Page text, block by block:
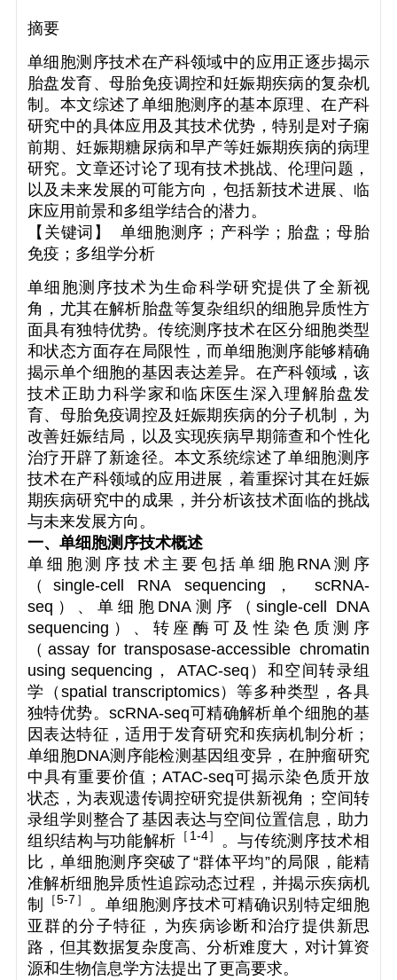
摘要
单细胞测序技术在产科领域中的应用正逐步揭示
胎盘发育、母胎免疫调控和妊娠期疾病的复杂机
制。本文综述了单细胞测序的基本原理、在产科
研究中的具体应用及其技术优势，特别是对子痫
前期、妊娠期糖尿病和早产等妊娠期疾病的病理
研究。文章还讨论了现有技术挑战、伦理问题，
以及未来发展的可能方向，包括新技术进展、临
床应用前景和多组学结合的潜力。
【关键词】 单细胞测序；产科学；胎盘；母胎
免疫；多组学分析
单细胞测序技术为生命科学研究提供了全新视
角，尤其在解析胎盘等复杂组织的细胞异质性方
面具有独特优势。传统测序技术在区分细胞类型
和状态方面存在局限性，而单细胞测序能够精确
揭示单个细胞的基因表达差异。在产科领域，该
技术正助力科学家和临床医生深入理解胎盘发
育、母胎免疫调控及妊娠期疾病的分子机制，为
改善妊娠结局，以及实现疾病早期筛查和个性化
治疗开辟了新途径。本文系统综述了单细胞测序
技术在产科领域的应用进展，着重探讨其在妊娠
期疾病研究中的成果，并分析该技术面临的挑战
与未来发展方向。
一、单细胞测序技术概述
单细胞测序技术主要包括单细胞RNA测序
（single-cell RNA sequencing， scRNA-
seq）、单细胞DNA测序（single-cell DNA
sequencing）、转座酶可及性染色质测序
（assay for transposase-accessible chromatin
using sequencing， ATAC-seq）和空间转录组
学（spatial transcriptomics）等多种类型，各具
独特优势。scRNA-seq可精确解析单个细胞的基
因表达特征，适用于发育研究和疾病机制分析；
单细胞DNA测序能检测基因组变异，在肿瘤研究
中具有重要价值；ATAC-seq可揭示染色质开放
状态，为表观遗传调控研究提供新视角；空间转
录组学则整合了基因表达与空间位置信息，助力
组织结构与功能解析 ［ 1-4］ 。与传统测序技术相
比，单细胞测序突破了“群体平均”的局限，能精
准解析细胞异质性追踪动态过程，并揭示疾病机
制
［5-7 ］ 。单细胞测序技术可精确识别特定细胞
亚群的分子特征，为疾病诊断和治疗提供新思
路，但其数据复杂度高、分析难度大，对计算资
源和生物信息学方法提出了更高要求。